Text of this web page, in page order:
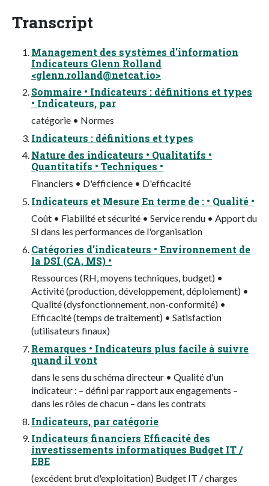
Transcript
Management des systèmes d'information
Indicateurs Glenn Rolland
<glenn.rolland@netcat.io>
Sommaire • Indicateurs : définitions et types
• Indicateurs, par
catégorie • Normes
Indicateurs : définitions et types
Nature des indicateurs • Qualitatifs •
Quantitatifs • Techniques •
Financiers • D'efficience • D'efficacité
Indicateurs et Mesure En terme de : • Qualité •
Coût • Fiabilité et sécurité • Service rendu • Apport du
SI dans les performances de l'organisation
Catégories d'indicateurs • Environnement de
la DSI (CA, MS) •
Ressources (RH, moyens techniques, budget) •
Activité (production, développement, déploiement) •
Qualité (dysfonctionnement, non-conformité) •
Efficacité (temps de traitement) • Satisfaction
(utilisateurs finaux)
Remarques • Indicateurs plus facile à suivre
quand il vont
dans le sens du schéma directeur • Qualité d'un
indicateur : – défini par rapport aux engagements –
dans les rôles de chacun – dans les contrats
Indicateurs, par catégorie
Indicateurs financiers Efficacité des
investissements informatiques Budget IT /
EBE
(excédent brut d'exploitation) Budget IT / charges